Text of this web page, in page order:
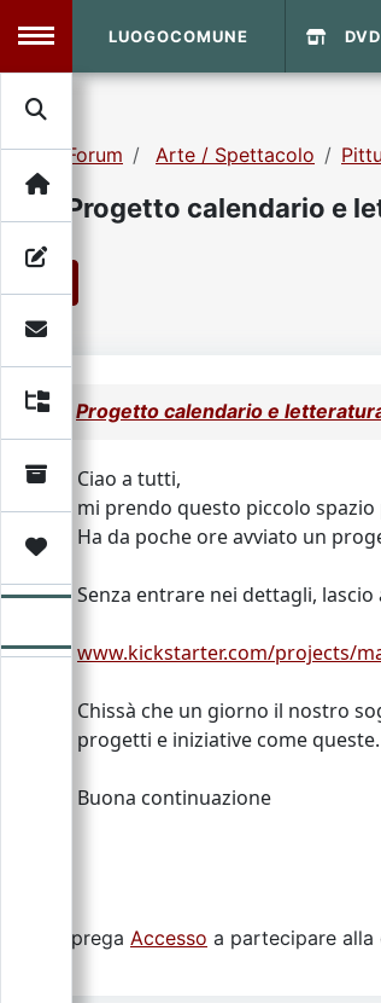
MENU
Search
DVD Shop
Info Sito
Login
Vecchio Sito
Archivio
Video
Forum
Donazione
LUOGOCOMUNE
Forum Arte / Spettacolo
Progetto calendario e
Progetto calendario e
Ciao a tutti,
mi prendo questo piccolo
Ha da poche ore avviato un
Senza entrare nei dettagli,
www.kickstarter.com/projects/
Chissà che un giorno il nostro
progetti e iniziative come queste.
Buona continuazione
Si prega Accesso a partecipare alla